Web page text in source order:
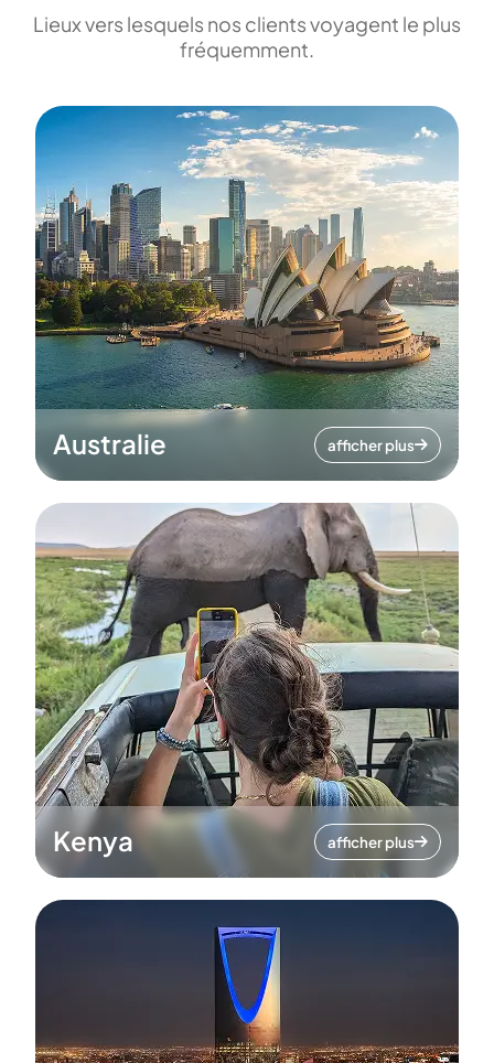
Lieux vers lesquels nos clients voyagent le plus
fréquemment.
Australie afficher plus
Kenya afficher plus